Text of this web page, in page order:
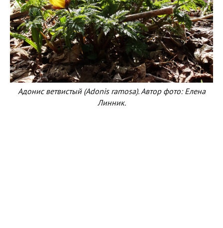
Адонис ветвистый (Adonis ramosa). Автор фото: Елена
Линник.